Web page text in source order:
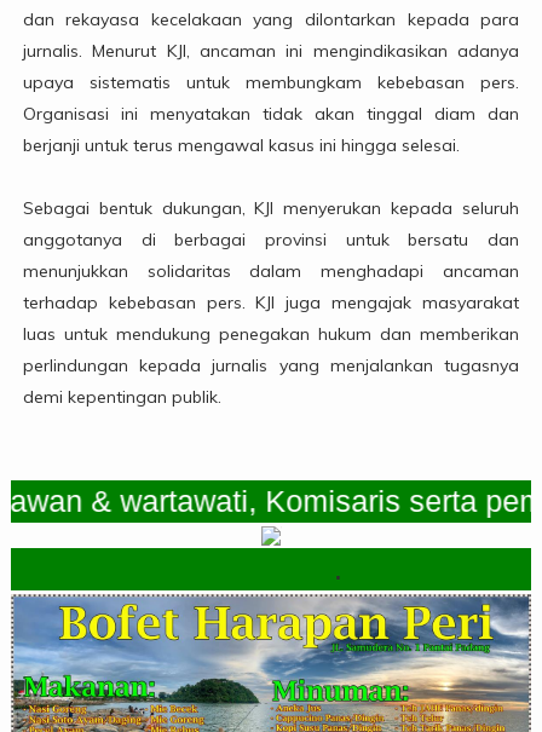
dan rekayasa kecelakaan yang dilontarkan kepada para
jurnalis. Menurut KJI, ancaman ini mengindikasikan adanya
upaya sistematis untuk membungkam kebebasan pers.
Organisasi ini menyatakan tidak akan tinggal diam dan
berjanji untuk terus mengawal kasus ini hingga selesai.
Sebagai bentuk dukungan, KJI menyerukan kepada seluruh
anggotanya di berbagai provinsi untuk bersatu dan
menunjukkan solidaritas dalam menghadapi ancaman
terhadap kebebasan pers. KJI juga mengajak masyarakat
luas untuk mendukung penegakan hukum dan memberikan
perlindungan kepada jurnalis yang menjalankan tugasnya
demi kepentingan publik.
& wartawati, Komisaris serta